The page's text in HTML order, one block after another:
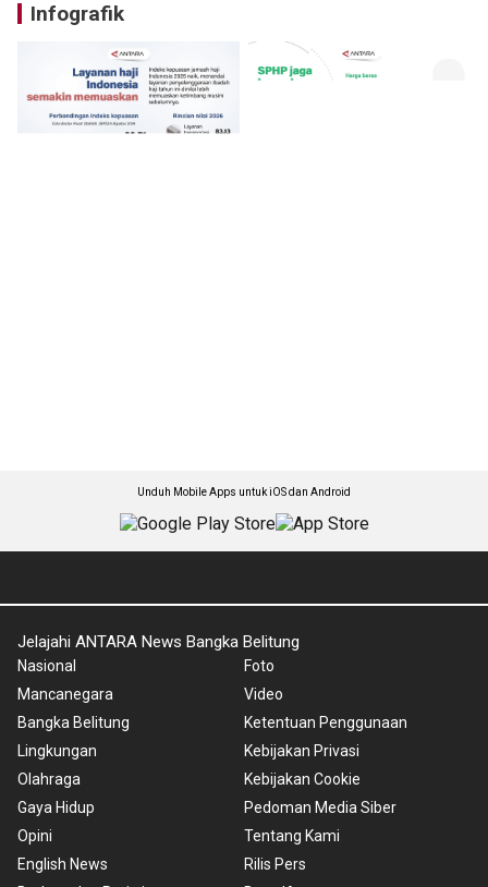
Infografik
Unduh Mobile Apps untuk iOS dan Android
Jelajahi ANTARA News Bangka Belitung
Nasional
Mancanegara
Bangka Belitung
Lingkungan
Olahraga
Gaya Hidup
Opini
English News
Foto
Video
Ketentuan Penggunaan
Kebijakan Privasi
Kebijakan Cookie
Pedoman Media Siber
Tentang Kami
Rilis Pers